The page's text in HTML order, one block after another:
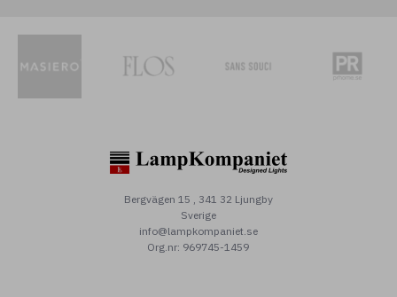
Bergvägen 15 , 341 32 Ljungby
Sverige
info@lampkompaniet.se
Org.nr: 969745-1459